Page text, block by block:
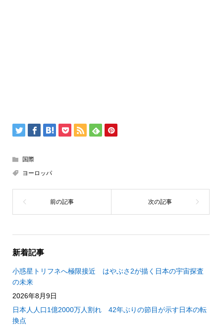
国際
ヨーロッパ
新着記事
小惑星トリフネへ極限接近 はやぶさ2が描く日本の宇宙探査
の未来
2026年8月9日
日本人人口1億2000万人割れ 42年ぶりの節目が示す日本の転
換点